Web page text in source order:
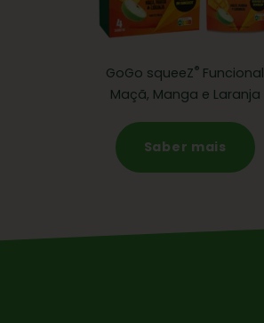
GoGo squeeZ® Funcional
Maçã, Manga e Laranja
Saber mais